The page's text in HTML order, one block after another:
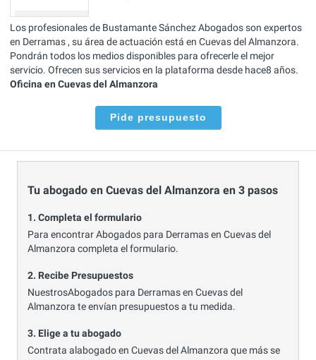
Los profesionales de Bustamante Sánchez Abogados son expertos
en Derramas , su área de actuación está en Cuevas del Almanzora.
Pondrán todos los medios disponibles para ofrecerle el mejor
servicio. Ofrecen sus servicios en la plataforma desde hace8 años.
Oficina en Cuevas del Almanzora
Pide presupuesto
Tu abogado en Cuevas del Almanzora en 3 pasos
1. Completa el formulario
Para encontrar Abogados para Derramas en Cuevas del
Almanzora completa el formulario.
2. Recibe Presupuestos
NuestrosAbogados para Derramas en Cuevas del
Almanzora te envían presupuestos a tu medida.
3. Elige a tu abogado
Contrata alabogado en Cuevas del Almanzora que más se